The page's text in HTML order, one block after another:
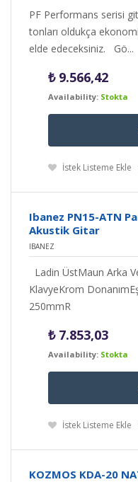
PF Performans serisi
tonları oldukça
elde edeceksiniz. Gö...
₺9.566,42
Availability: Stokta
İstek Listeme Ekle
Ibanez PN15-ATN
Akustik Gitar
IBANEZ
Ladin ÜstMaun Arka
KlavyeKrom
250mmR
₺7.853,03
Availability: Stokta
İstek Listeme Ekle
KOZMOS KDA-20